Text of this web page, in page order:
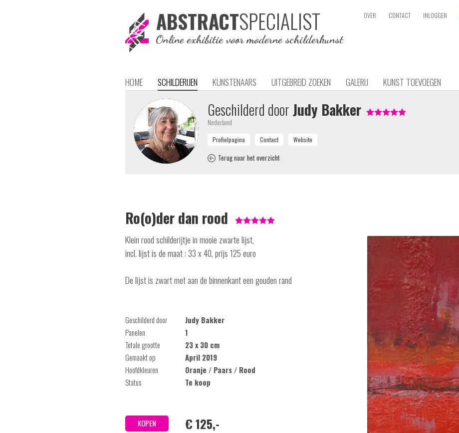
ABSTRACTSPECIALIST
Online exhibitie voor moderne schilderkunst
OVER CONTACT INLOGGEN
HOME SCHILDERIJEN KUNSTENAARS UITGEBREID ZOEKEN GALERIJ KUNST TOEVOEGEN
Geschilderd doorJudy Bakker
Nederland
Terug naar het overzicht
Ro(o)der dan rood
Klein rood schilderijtje in mooie zwarte lijst,
incl. lijst is de maat : 33 x 40, prijs 125 euro
De lijst is zwart met aan de binnenkant een gouden rand
Geschilderd door
Judy Bakker
Panelen
1
Totale grootte
23 x 30 cm
Gemaakt op
April 2019
Hoofdkleuren
Oranje / Paars / Rood
Status
Te koop
KOPEN € 125,-